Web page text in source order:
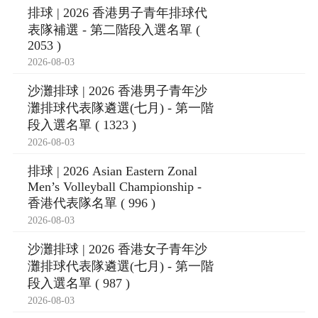
排球 | 2026 香港男子青年排球代
表隊補選 - 第二階段入選名單 (
2053 )
2026-08-03
沙灘排球 | 2026 香港男子青年沙
灘排球代表隊遴選(七月) - 第一階
段入選名單 ( 1323 )
2026-08-03
排球 | 2026 Asian Eastern Zonal
Men’s Volleyball Championship -
香港代表隊名單 ( 996 )
2026-08-03
沙灘排球 | 2026 香港女子青年沙
灘排球代表隊遴選(七月) - 第一階
段入選名單 ( 987 )
2026-08-03